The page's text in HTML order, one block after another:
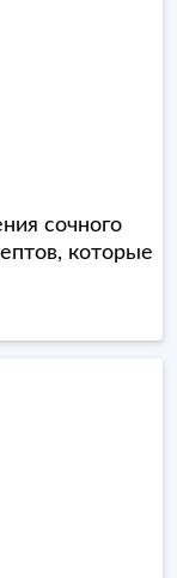
сочного
которые